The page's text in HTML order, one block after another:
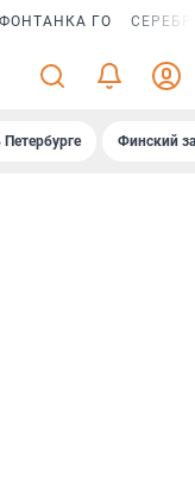
ФОНТАНКА ГО
Финский